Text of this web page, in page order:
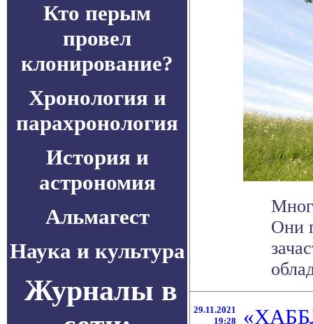
Кто перым
провел
клонирование?
Хронология и
парахронология
История и
астрономия
Альмагест
Наука и культура
Журналы в
Они
29.11.2021
19:28